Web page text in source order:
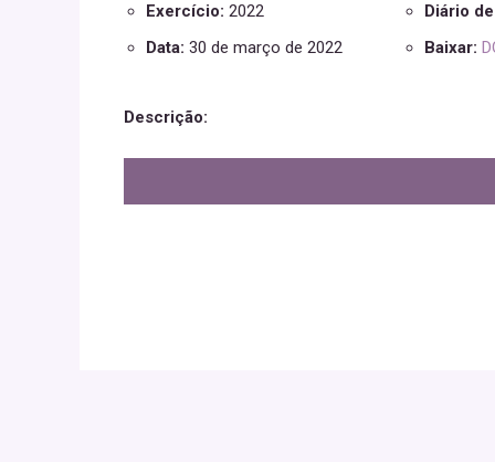
Exercício: 2022 Diário
Data: 30 de março de 2022 Baixar:
Descrição: